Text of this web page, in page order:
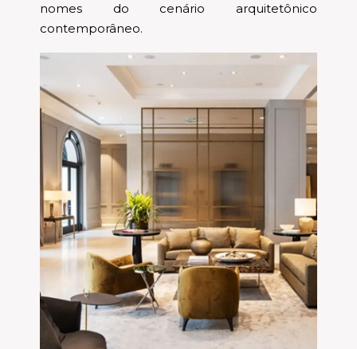
nomes do cenário arquitetônico
contemporâneo.